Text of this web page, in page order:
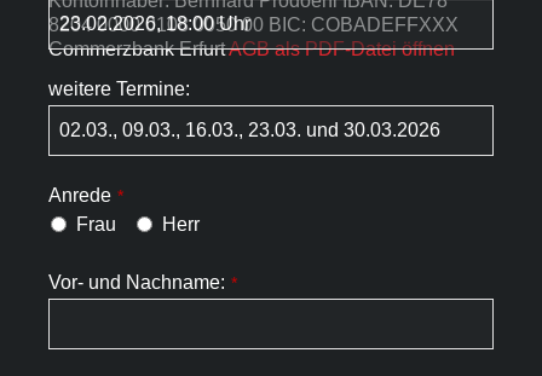
8204 0000 0108 0050 00 BIC: COBADEFFXXX
Commerzbank ErfurtAGB als PDF-Datei öffnen
weitere Termine:
Anrede *
Frau Herr
Vor- und Nachname: *